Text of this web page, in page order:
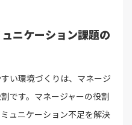
ニケーション課題の
い環境づくりは、マネージ
です。マネージャーの役割
ュニケーション不足を解決